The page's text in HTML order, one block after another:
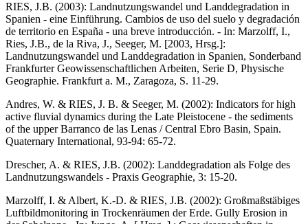
RIES, J.B. (2003): Landnutzungswandel und Landdegradation in
Spanien - eine Einführung. Cambios de uso del suelo y degradación
de territorio en España - una breve introducción. - In: Marzolff, I.,
Ries, J.B., de la Riva, J., Seeger, M. [2003, Hrsg.]:
Landnutzungswandel und Landdegradation in Spanien, Sonderband
Frankfurter Geowissenschaftlichen Arbeiten, Serie D, Physische
Geographie. Frankfurt a. M., Zaragoza, S. 11-29.
Andres, W. & RIES, J. B. & Seeger, M. (2002): Indicators for high
active fluvial dynamics during the Late Pleistocene - the sediments
of the upper Barranco de las Lenas / Central Ebro Basin, Spain.
Quaternary International, 93-94: 65-72.
Drescher, A. & RIES, J.B. (2002): Landdegradation als Folge des
Landnutzungswandels - Praxis Geographie, 3: 15-20.
Marzolff, I. & Albert, K.-D. & RIES, J.B. (2002): Großmaßstäbiges
Luftbildmonitoring in Trockenräumen der Erde. Gully Erosion in